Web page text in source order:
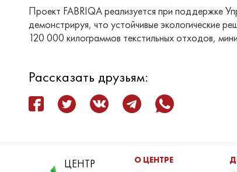
Проект FABRIQA реализуется при поддержке
демонстрируя, что устойчивые экологические
120 000 килограммов текстильных отходов,
Рассказать друзьям:
ЦЕНТР
О ЦЕНТРЕ